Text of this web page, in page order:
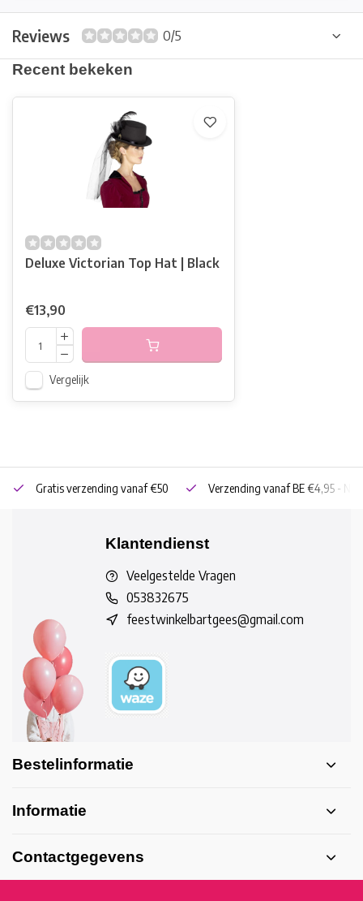
Reviews
0/5
Recent bekeken
Deluxe Victorian Top Hat | Black
€13,90
Vergelijk
Gratis verzending vanaf €50 Verzending vanaf BE €4,95 - NL
Klantendienst
Veelgestelde Vragen
053832675
feestwinkelbartgees@gmail.com
Bestelinformatie
Informatie
Contactgegevens